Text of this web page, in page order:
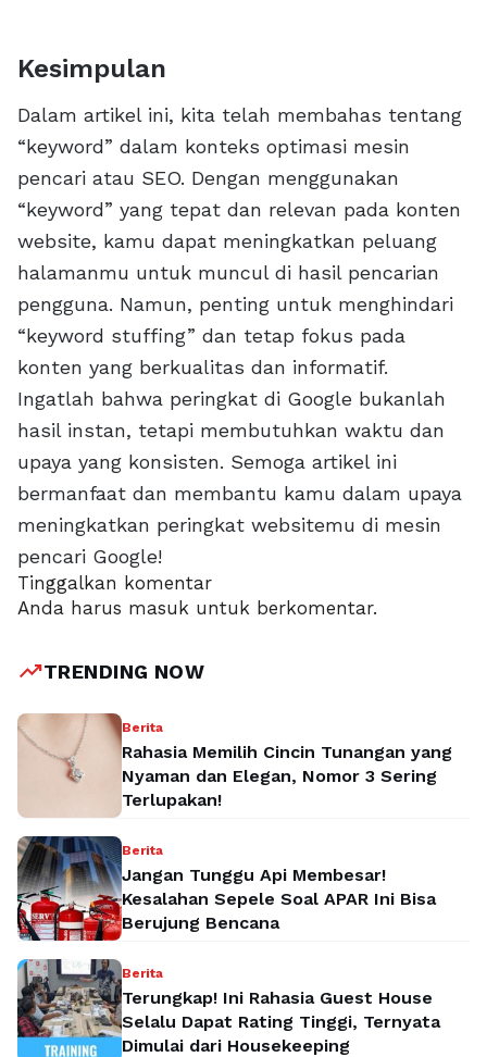
Kesimpulan
Dalam artikel ini, kita telah membahas tentang
“keyword” dalam konteks optimasi mesin
pencari atau SEO. Dengan menggunakan
“keyword” yang tepat dan relevan pada konten
website, kamu dapat meningkatkan peluang
halamanmu untuk muncul di hasil pencarian
pengguna. Namun, penting untuk menghindari
“keyword stuffing” dan tetap fokus pada
konten yang berkualitas dan informatif.
Ingatlah bahwa peringkat di Google bukanlah
hasil instan, tetapi membutuhkan waktu dan
upaya yang konsisten. Semoga artikel ini
bermanfaat dan membantu kamu dalam upaya
meningkatkan peringkat websitemu di mesin
pencari Google!
Tinggalkan komentar
Anda harus masuk untuk berkomentar.
trending_upTRENDING NOW
Berita
Rahasia Memilih Cincin Tunangan yang
Nyaman dan Elegan, Nomor 3 Sering
Terlupakan!
Berita
Jangan Tunggu Api Membesar!
Kesalahan Sepele Soal APAR Ini Bisa
Berujung Bencana
Berita
Terungkap! Ini Rahasia Guest House
Selalu Dapat Rating Tinggi, Ternyata
Dimulai dari Housekeeping